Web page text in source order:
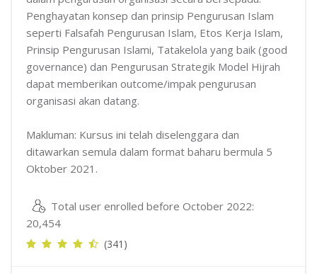
Penghayatan konsep dan prinsip Pengurusan Islam
seperti Falsafah Pengurusan Islam, Etos Kerja Islam,
Prinsip Pengurusan Islami, Tatakelola yang baik (good
governance) dan Pengurusan Strategik Model Hijrah
dapat memberikan outcome/impak pengurusan
organisasi akan datang.
Makluman: Kursus ini telah diselenggara dan
ditawarkan semula dalam format baharu bermula 5
Oktober 2021.
Total user enrolled before October 2022:
20,454
(341)